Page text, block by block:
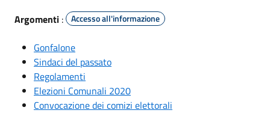
Argomenti : Accesso all'informazione
Gonfalone
Sindaci del passato
Regolamenti
Elezioni Comunali 2020
Convocazione dei comizi elettorali